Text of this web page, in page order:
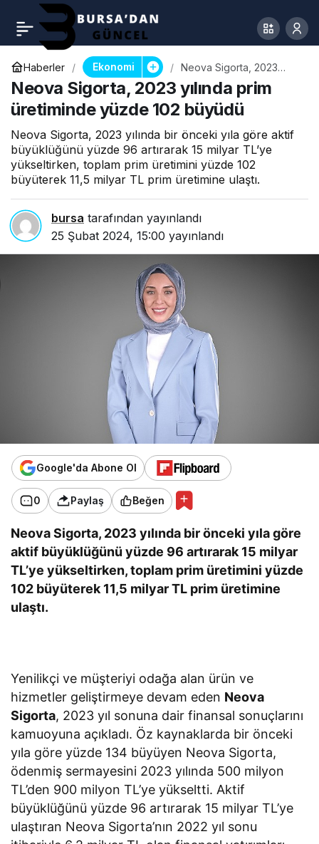
Haberler Ekonomi
Neova Sigorta, 2023
yılında prim üretiminde
yüzde 102 büyüdü
Neova Sigorta, 2023 yılında prim
üretiminde yüzde 102 büyüdü
Neova Sigorta, 2023 yılında bir önceki yıla göre aktif
büyüklüğünü yüzde 96 artırarak 15 milyar TL’ye
yükseltirken, toplam prim üretimini yüzde 102
büyüterek 11,5 milyar TL prim üretimine ulaştı.
bursa tarafından yayınlandı
25 Şubat 2024, 15:00 yayınlandı
Google'da Abone Ol
0 Paylaş Beğen
Neova Sigorta, 2023 yılında bir önceki yıla göre
aktif büyüklüğünü yüzde 96 artırarak 15 milyar
TL’ye yükseltirken, toplam prim üretimini yüzde
102 büyüterek 11,5 milyar TL prim üretimine
ulaştı.
Yenilikçi ve müşteriyi odağa alan ürün ve
hizmetler geliştirmeye devam eden Neova
Sigorta, 2023 yıl sonuna dair finansal sonuçlarını
kamuoyuna açıkladı. Öz kaynaklarda bir önceki
yıla göre yüzde 134 büyüyen Neova Sigorta,
ödenmiş sermayesini 2023 yılında 500 milyon
TL’den 900 milyon TL’ye yükseltti. Aktif
büyüklüğünü yüzde 96 artırarak 15 milyar TL’ye
ulaştıran Neova Sigorta’nın 2022 yıl sonu